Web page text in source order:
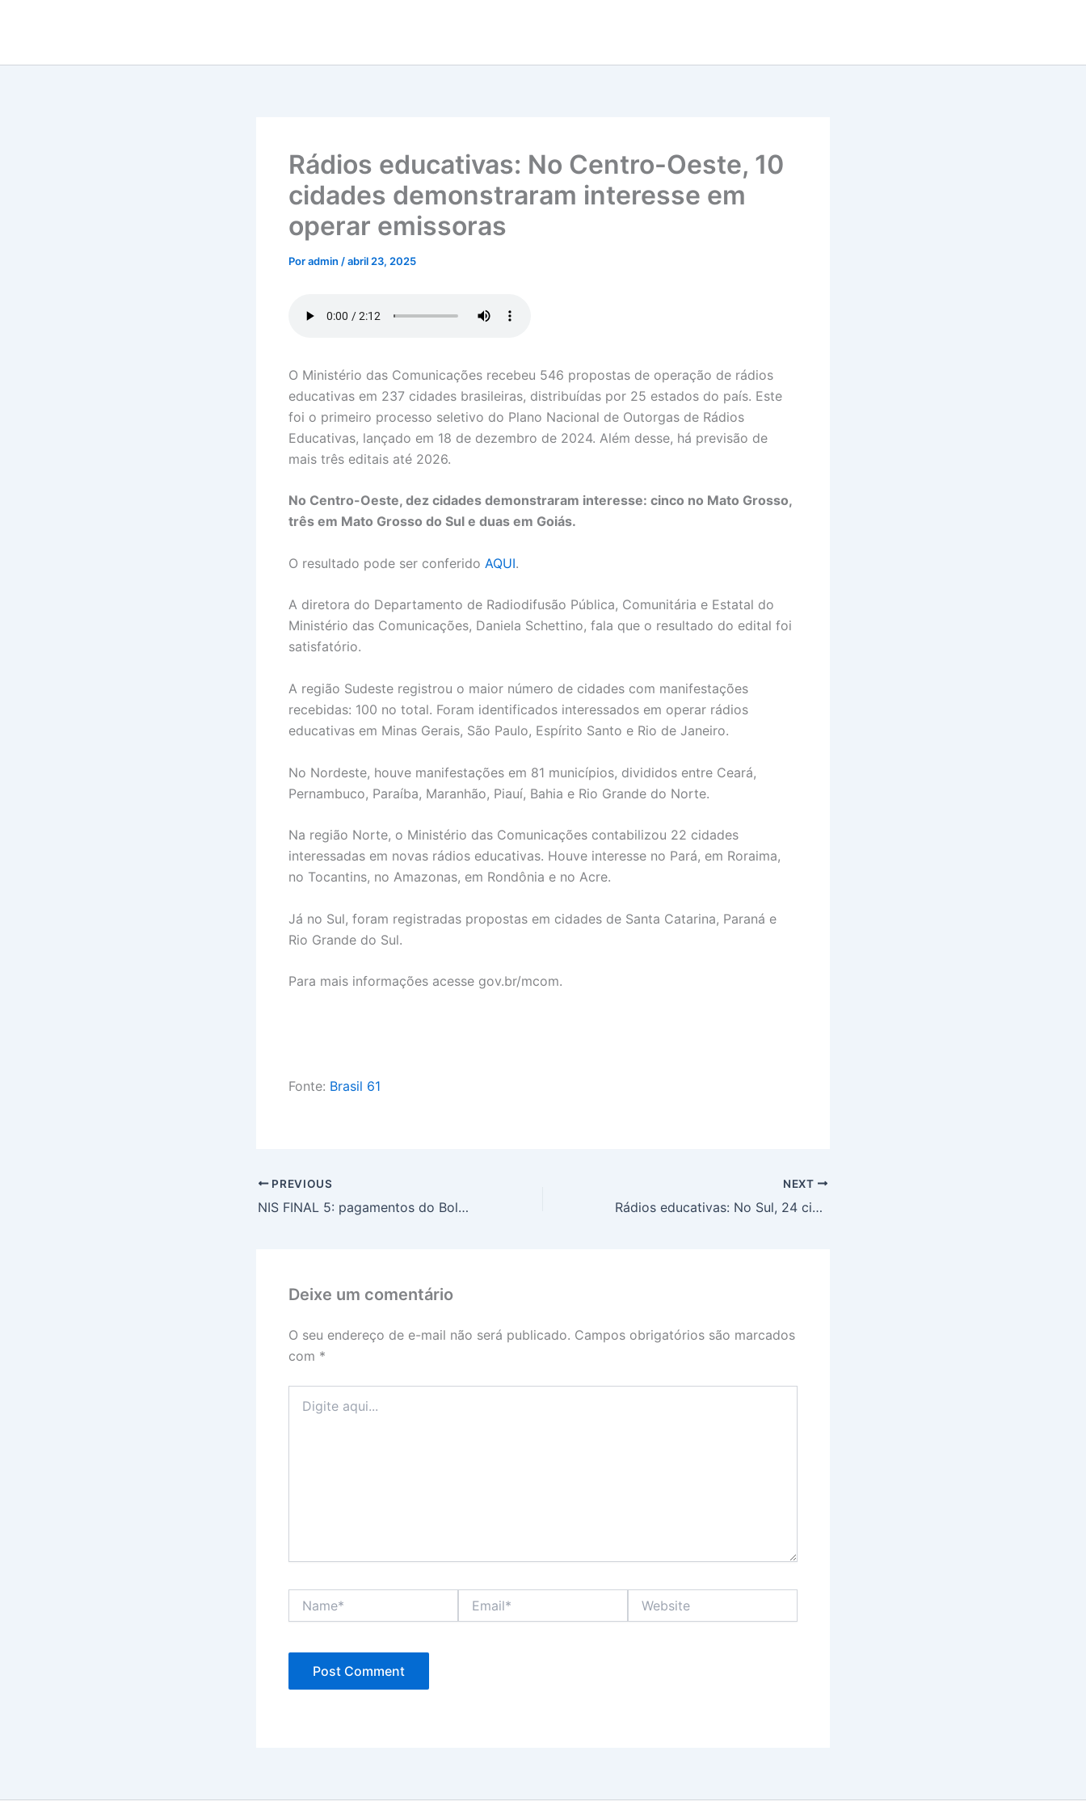
Rádios educativas: No Centro-Oeste, 10
cidades demonstraram interesse em
operar emissoras
Poradmin /abril 23, 2025
O Ministério das Comunicações recebeu 546 propostas de operação de rádios
educativas em 237 cidades brasileiras, distribuídas por 25 estados do país. Este
foi o primeiro processo seletivo do Plano Nacional de Outorgas de Rádios
Educativas, lançado em 18 de dezembro de 2024. Além desse, há previsão de
mais três editais até 2026.
No Centro-Oeste, dez cidades demonstraram interesse: cinco no Mato Grosso,
três em Mato Grosso do Sul e duas em Goiás.
O resultado pode ser conferido AQUI.
A diretora do Departamento de Radiodifusão Pública, Comunitária e Estatal do
Ministério das Comunicações, Daniela Schettino, fala que o resultado do edital foi
satisfatório.
A região Sudeste registrou o maior número de cidades com manifestações
recebidas: 100 no total. Foram identificados interessados em operar rádios
educativas em Minas Gerais, São Paulo, Espírito Santo e Rio de Janeiro.
No Nordeste, houve manifestações em 81 municípios, divididos entre Ceará,
Pernambuco, Paraíba, Maranhão, Piauí, Bahia e Rio Grande do Norte.
Na região Norte, o Ministério das Comunicações contabilizou 22 cidades
interessadas em novas rádios educativas. Houve interesse no Pará, em Roraima,
no Tocantins, no Amazonas, em Rondônia e no Acre.
Já no Sul, foram registradas propostas em cidades de Santa Catarina, Paraná e
Rio Grande do Sul.
Para mais informações acesse gov.br/mcom.
Fonte: Brasil 61
PREVIOUS
NIS FINAL 5: pagamentos do Bolsa Família e Auxílio Gás começam nesta quarta-feira (23)
NEXT
Rádios educativas: No Sul, 24 cidades demonstraram interesse em operar emissoras
Deixe um comentário
O seu endereço de e-mail não será publicado. Campos obrigatórios são marcados
com *
aqui...